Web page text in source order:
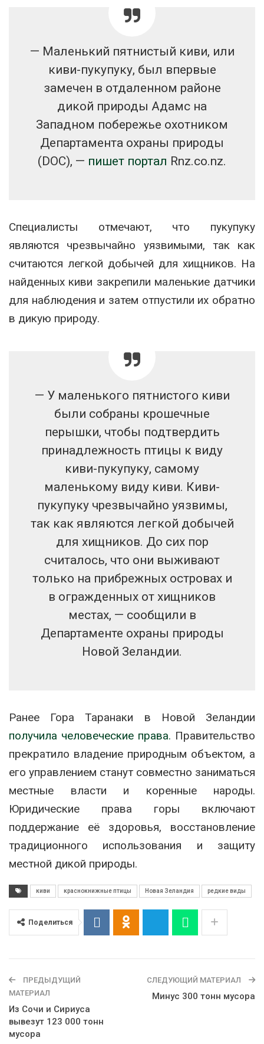
— Маленький пятнистый киви, или
киви-пукупуку, был впервые
замечен в отдаленном районе
дикой природы Адамс на
Западном побережье охотником
Департамента охраны природы
(DOC), — пишет портал Rnz.co.nz.
Специалисты отмечают, что пукупуку
являются чрезвычайно уязвимыми, так как
считаются легкой добычей для хищников. На
найденных киви закрепили маленькие датчики
для наблюдения и затем отпустили их обратно
в дикую природу.
— У маленького пятнистого киви
были собраны крошечные
перышки, чтобы подтвердить
принадлежность птицы к виду
киви-пукупуку, самому
маленькому виду киви. Киви-
пукупуку чрезвычайно уязвимы,
так как являются легкой добычей
для хищников. До сих пор
считалось, что они выживают
только на прибрежных островах и
в огражденных от хищников
местах, — сообщили в
Департаменте охраны природы
Новой Зеландии.
Ранее Гора Таранаки в Новой Зеландии
получила человеческие права. Правительство
прекратило владение природным объектом, а
его управлением станут совместно заниматься
местные власти и коренные народы.
Юридические права горы включают
поддержание её здоровья, восстановление
традиционного использования и защиту
местной дикой природы.
киви краснокнижные птицы Новая Зеландия редкие виды
Поделиться
ПРЕДЫДУЩИЙ
МАТЕРИАЛ
Из Сочи и Сириуса
вывезут 123 000 тонн
мусора
СЛЕДУЮЩИЙ МАТЕРИАЛ
Минус 300 тонн мусора